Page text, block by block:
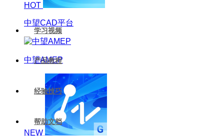
HOT
中望CAD平台
中望AMEP
NEW
学习视频
产品教程
经验技巧
帮助文档